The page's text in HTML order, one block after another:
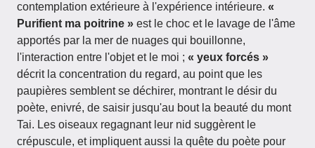
contemplation extérieure à l'expérience intérieure. «
Purifient ma poitrine » est le choc et le lavage de l'âme
apportés par la mer de nuages qui bouillonne,
l'interaction entre l'objet et le moi ; « yeux forcés »
décrit la concentration du regard, au point que les
paupières semblent se déchirer, montrant le désir du
poète, enivré, de saisir jusqu'au bout la beauté du mont
Tai. Les oiseaux regagnant leur nid suggèrent le
crépuscule, et impliquent aussi la quête du poète pour